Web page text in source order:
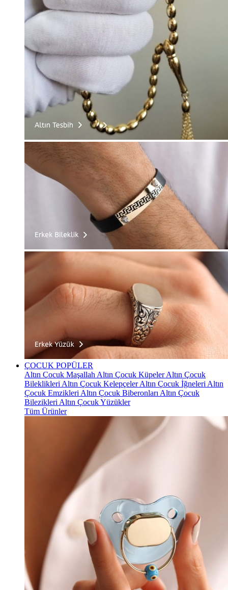
ÇOCUK POPÜLER
Altın Çocuk Maşallah Altın Çocuk KüpelerAltın Çocuk
Bileklikleri Altın Çocuk KelepçelerAltın Çocuk İğneleri Altın
Çocuk Emzikleri Altın Çocuk Biberonları Altın Çocuk
Bilezikleri Altın Çocuk Yüzükler
Tüm Ürünler